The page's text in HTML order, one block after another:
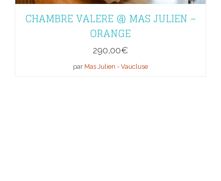
CHAMBRE VALERE @ MAS JULIEN –
ORANGE
290,00€
par Mas Julien - Vaucluse